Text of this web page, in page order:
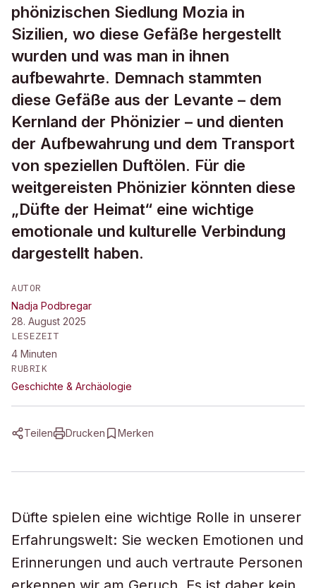
phönizischen Siedlung Mozia in
Sizilien, wo diese Gefäße hergestellt
wurden und was man in ihnen
aufbewahrte. Demnach stammten
diese Gefäße aus der Levante – dem
Kernland der Phönizier – und dienten
der Aufbewahrung und dem Transport
von speziellen Duftölen. Für die
weitgereisten Phönizier könnten diese
„Düfte der Heimat“ eine wichtige
emotionale und kulturelle Verbindung
dargestellt haben.
AUTOR
Nadja Podbregar
28. August 2025
LESEZEIT
4 Minuten
RUBRIK
Geschichte & Archäologie
Teilen Drucken Merken
Düfte spielen eine wichtige Rolle in unserer
Erfahrungswelt: Sie wecken Emotionen und
Erinnerungen und auch vertraute Personen